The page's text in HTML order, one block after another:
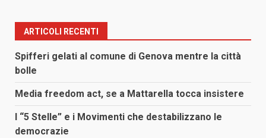
ARTICOLI RECENTI
Spifferi gelati al comune di Genova mentre la città
bolle
Media freedom act, se a Mattarella tocca insistere
I “5 Stelle” e i Movimenti che destabilizzano le
democrazie